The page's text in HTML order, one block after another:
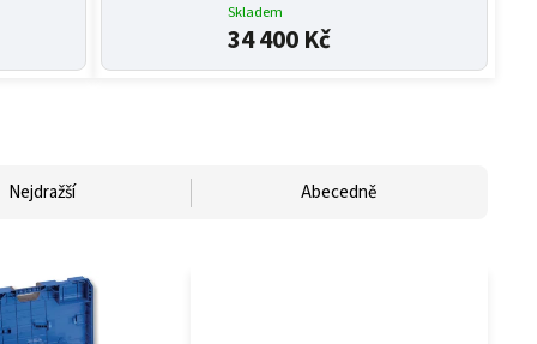
Skladem
34 400 Kč
Nejdražší Abecedně